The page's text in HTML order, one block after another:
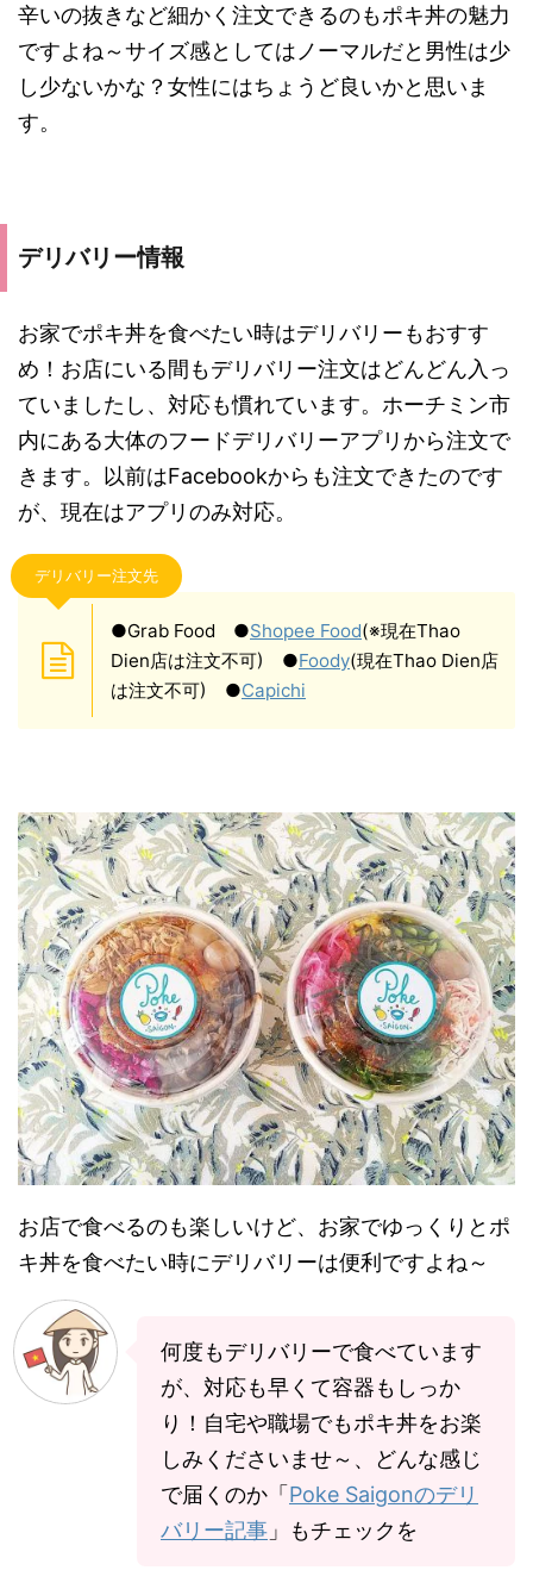
辛いの抜きなど細かく注文できるのもポキ丼の魅力
ですよね～サイズ感としてはノーマルだと男性は少
し少ないかな？女性にはちょうど良いかと思いま
す。
デリバリー情報
お家でポキ丼を食べたい時はデリバリーもおすす
め！お店にいる間もデリバリー注文はどんどん入っ
ていましたし、対応も慣れています。ホーチミン市
内にある大体のフードデリバリーアプリから注文で
きます。以前はFacebookからも注文できたのです
が、現在はアプリのみ対応。
デリバリー注文先
●Grab Food ●Shopee Food(※現在Thao
Dien店は注文不可) ●Foody(現在Thao Dien店
は注文不可) ●Capichi
お店で食べるのも楽しいけど、お家でゆっくりとポ
キ丼を食べたい時にデリバリーは便利ですよね～
何度もデリバリーで食べています
が、対応も早くて容器もしっか
り！自宅や職場でもポキ丼をお楽
しみくださいませ～、どんな感じ
で届くのか「 Poke Saigonのデリ
バリー記事 」もチェックを